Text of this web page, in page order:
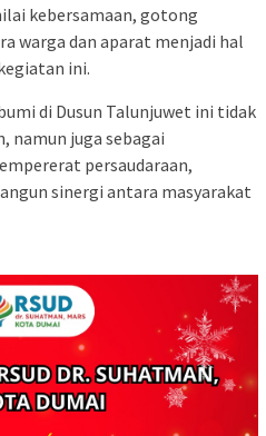
kebersamaan, gotong
warga dan aparat menjadi hal
ini.
di Dusun Talunjuwet ini tidak
namun juga sebagai
persaudaraan,
sinergi antara masyarakat